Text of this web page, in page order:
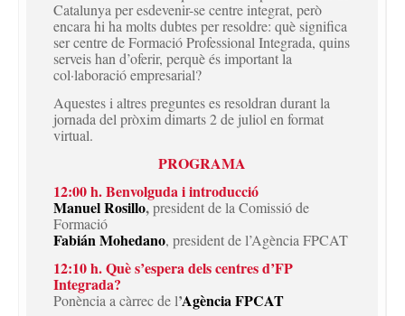
Catalunya per esdevenir-se centre integrat, però
encara hi ha molts dubtes per resoldre: què significa
ser centre de Formació Professional Integrada, quins
serveis han d’oferir, perquè és important la
col·laboració empresarial?
Aquestes i altres preguntes es resoldran durant la
jornada del pròxim dimarts 2 de juliol en format
virtual.
PROGRAMA
12:00h.Benvolguda i introducció
Manuel Rosillo,president de la Comissió de
Formació
Fabián Mohedano, president de l’Agència FPCAT
12:10h.Què s’espera dels centres d’FP
Integrada?
Ponència a càrrec de l’Agència FPCAT